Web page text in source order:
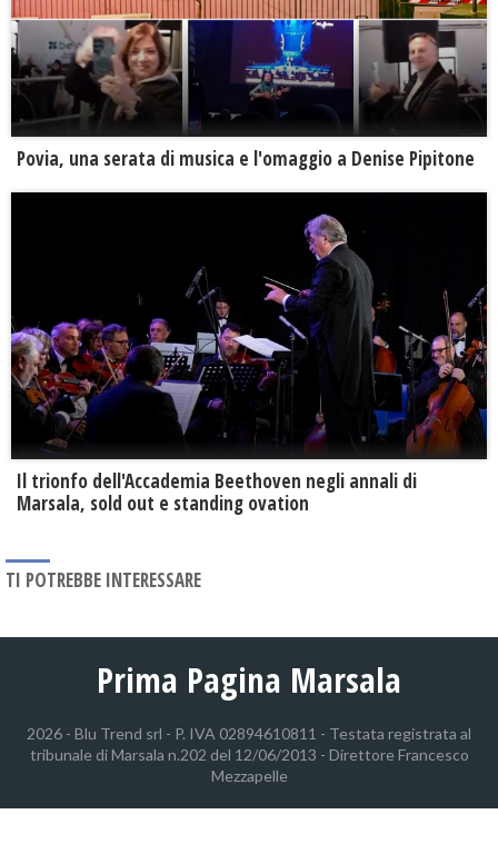
Povia, una serata di musica e l'omaggio a Denise Pipitone
Il trionfo dell'Accademia Beethoven negli annali di
Marsala, sold out e standing ovation
TI POTREBBE INTERESSARE
Prima Pagina Marsala
2026 - Blu Trend srl - P. IVA 02894610811 - Testata registrata al
tribunale di Marsala n.202 del 12/06/2013 - Direttore Francesco
Mezzapelle